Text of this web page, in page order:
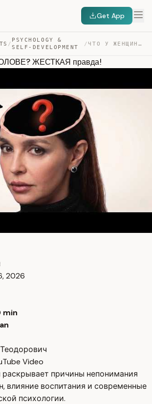
Get App
/
PSYCHOLOGY &
SELF-DEVELOPMENT
/ ЧТО У ЖЕНЩИН В ГОЛОВЕ? ЖЕСТКАЯ ПРАВДА! — TRANSCRIPT
ЖЕСТКАЯ правда!
2026
min
Video
причины непонимания
влияние воспитания и современные
психологии.